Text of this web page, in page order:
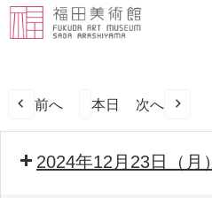
前へ 本日 次へ
2024年12月23日（月）